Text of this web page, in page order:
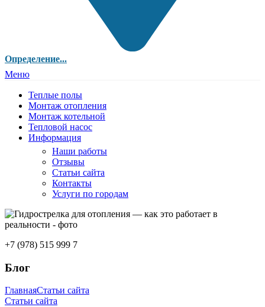
Определение...
Меню
Теплые полы
Монтаж отопления
Монтаж котельной
Тепловой насос
Информация
Наши работы
Отзывы
Статьи сайта
Контакты
Услуги по городам
+7 (978) 515 999 7
Блог
ГлавнаяСтатьи сайта
Статьи сайта